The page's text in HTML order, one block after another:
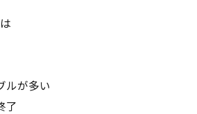
ルが多い
了